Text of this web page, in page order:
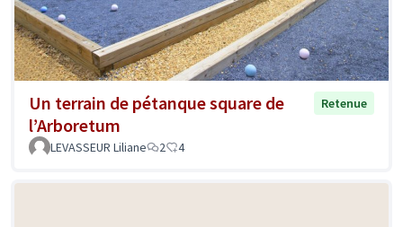
Un terrain de pétanque square de
l’Arboretum
Retenue
LEVASSEUR Liliane 2 4